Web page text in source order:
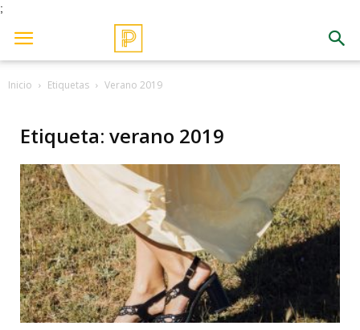
;
Inicio Etiquetas Verano 2019
Etiqueta: verano 2019